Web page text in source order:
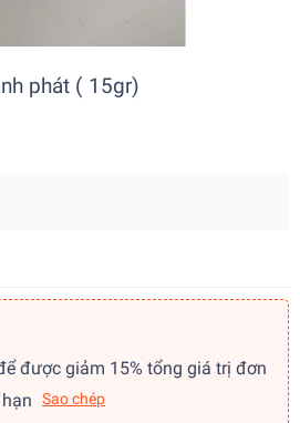
phát ( 15gr)
được giảm 15% tổng giá trị đơn
Sao chép